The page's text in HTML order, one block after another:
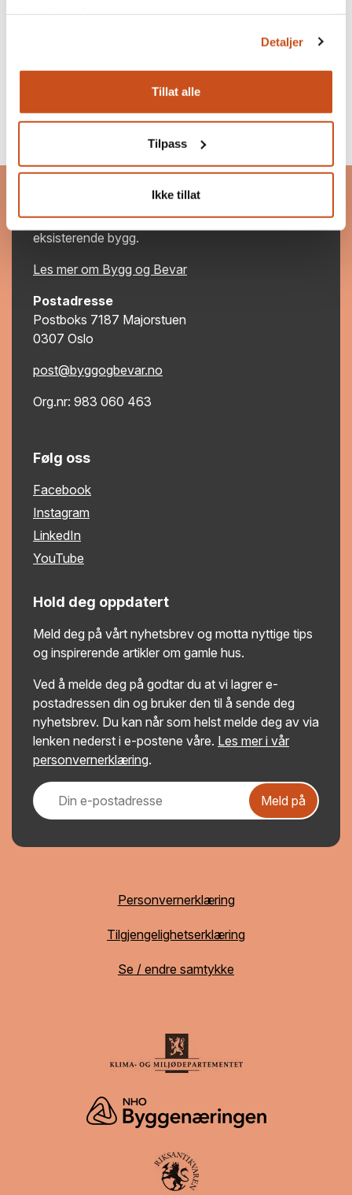
Detaljer
Tillat alle
Tilpass
Ikke tillat
Bygg og Bevar
Bygg og Bevar er et program som skal inspirere og
motivere til bevaring, bruk og ombruk av
eksisterende bygg.
Les mer om Bygg og Bevar
Postadresse
Postboks 7187 Majorstuen
0307 Oslo
post@byggogbevar.no
Org.nr: 983 060 463
Følg oss
Facebook
Instagram
LinkedIn
YouTube
Hold deg oppdatert
Meld deg på vårt nyhetsbrev og motta nyttige tips
og inspirerende artikler om gamle hus.
Ved å melde deg på godtar du at vi lagrer e-
postadressen din og bruker den til å sende deg
nyhetsbrev. Du kan når som helst melde deg av via
lenken nederst i e-postene våre. Les mer i vår
personvernerklæring.
Meld på
Personvernerklæring
Tilgjengelighetserklæring
Se / endre samtykke